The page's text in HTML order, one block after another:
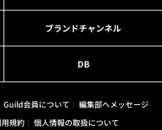
ブランドチャンネル
DB
Guild会員について
編集部へメッセージ
規約
個人情報の取扱について